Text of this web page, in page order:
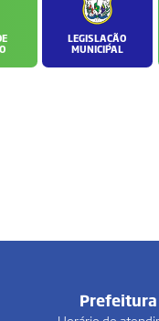
LEGISLAÇÃO
MUNICIPAL
Prefeitura